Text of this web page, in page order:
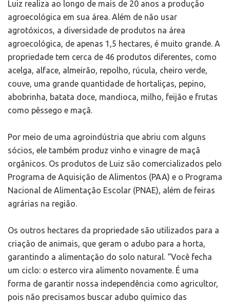
Luiz realiza ao longo de mais de 20 anos a produção
agroecológica em sua área. Além de não usar
agrotóxicos, a diversidade de produtos na área
agroecológica, de apenas 1,5 hectares, é muito grande. A
propriedade tem cerca de 46 produtos diferentes, como
acelga, alface, almeirão, repolho, rúcula, cheiro verde,
couve, uma grande quantidade de hortaliças, pepino,
abobrinha, batata doce, mandioca, milho, feijão e frutas
como pêssego e maçã.
Por meio de uma agroindústria que abriu com alguns
sócios, ele também produz vinho e vinagre de maçã
orgânicos. Os produtos de Luiz são comercializados pelo
Programa de Aquisição de Alimentos (PAA) e o Programa
Nacional de Alimentação Escolar (PNAE), além de feiras
agrárias na região.
Os outros hectares da propriedade são utilizados para a
criação de animais, que geram o adubo para a horta,
garantindo a alimentação do solo natural. “Você fecha
um ciclo: o esterco vira alimento novamente. É uma
forma de garantir nossa independência como agricultor,
pois não precisamos buscar adubo químico das